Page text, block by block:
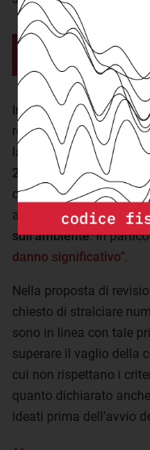
Altre fonti di
sono meno
In primis i tempi
regolamento europeo
lavori per i progetti
2026
. Inoltre, in
chiarita con forza la
agenda e tutti i progetti
sull’ambiente. In
danno significativo”
Nella proposta di
chiesto di stralciare
sono in linea con tale
superare il vaglio della
cui non rispettano i
quanto dichiarato
ideati prima dell’avvio